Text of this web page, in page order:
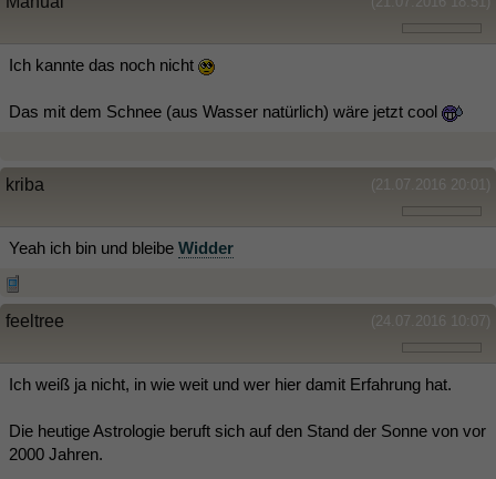
Ich kannte das noch nicht
Das mit dem Schnee (aus Wasser natürlich) wäre jetzt cool
(21.07.2016 20:01)
kriba
Yeah ich bin und bleibe Widder
(24.07.2016 10:07)
feeltree
Ich weiß ja nicht, in wie weit und wer hier damit Erfahrung hat.
Die heutige Astrologie beruft sich auf den Stand der Sonne von vor
2000 Jahren.